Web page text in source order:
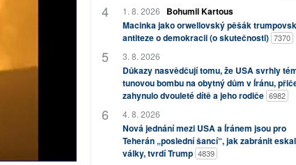
1. 8. 2026
Bohumil Kartous
Macinka jako orwellovský pěšák
antiteze o demokracii (o skutečnosti) 7370
3. 8. 2026
Důkazy nasvědčují tomu, že USA svrhly
tunovou bombu na obytný dům v Íránu,
zahynulo dvouleté dítě a jeho rodiče 6982
4. 8. 2026
Nová jednání mezi USA a Íránem jsou pro
Teherán „poslední šancí“, jak zabránit
války, tvrdí Trump 4839